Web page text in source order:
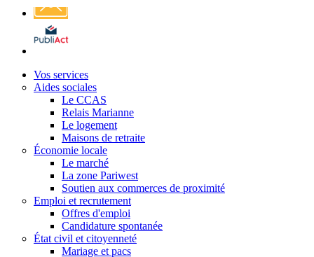
Affichage
légal
Vos services
Aides sociales
Le CCAS
Relais Marianne
Le logement
Maisons de retraite
Économie locale
Le marché
La zone Pariwest
Soutien aux commerces de proximité
Emploi et recrutement
Offres d'emploi
Candidature spontanée
État civil et citoyenneté
Mariage et pacs